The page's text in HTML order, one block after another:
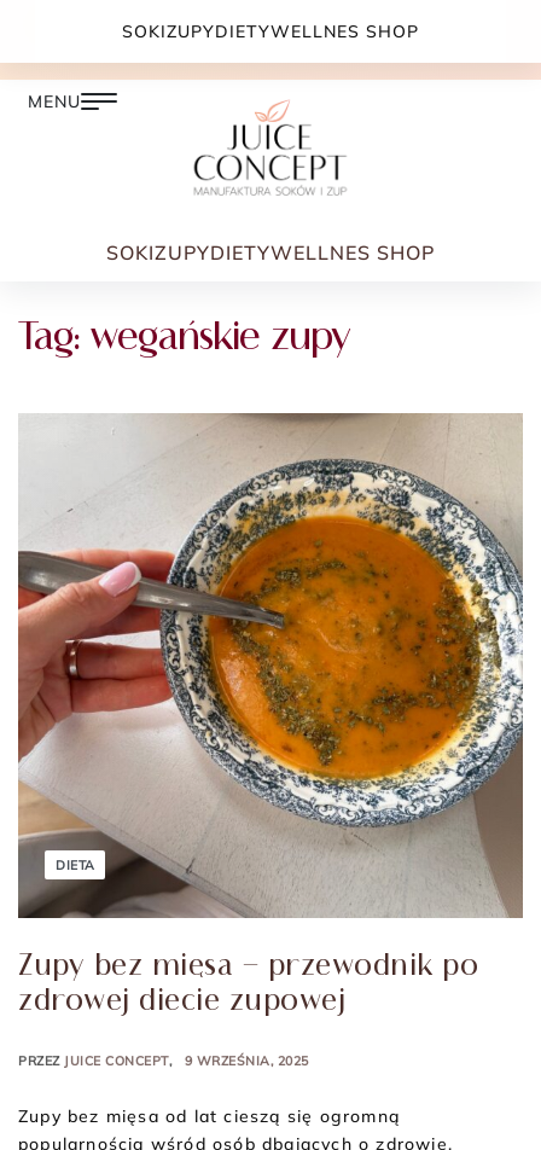
DARMOWA DOSTAWA PRZY ZAMÓWIENIU JUŻ OD
SOKIZUPYDIETYWELLNES SHOP
Tag: wegańskie zupy
DIETA
Zupy bez mięsa – przewodnik po
zdrowej diecie zupowej
PRZEZ JUICE CONCEPT 9 WRZEŚNIA, 2025
Zupy bez mięsa od lat cieszą się ogromną
popularnością wśród osób dbających o zdrowie,
SOKIZUPYDIETYWELLNES SHOP